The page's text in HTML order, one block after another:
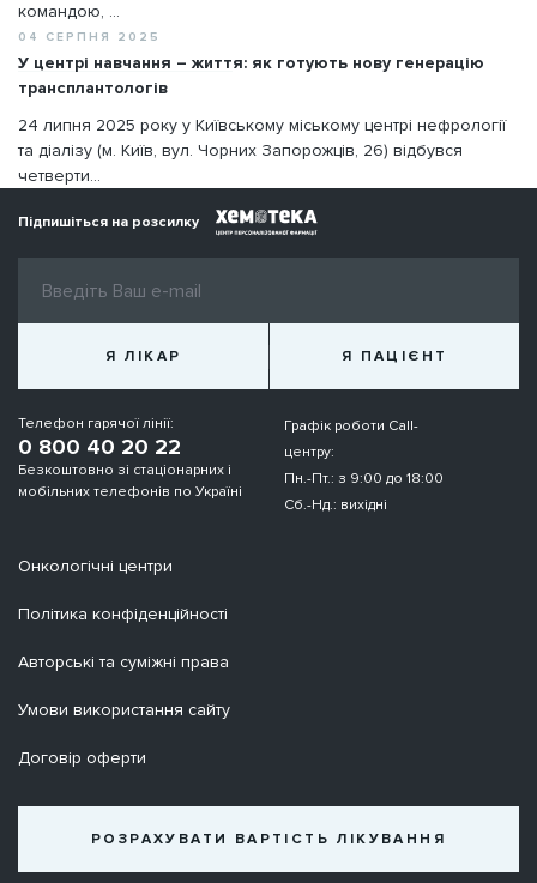
командою, ...
04 СЕРПНЯ 2025
У центрі навчання – життя: як готують нову генерацію
трансплантологів
24 липня 2025 року у Київському міському центрі нефрології
та діалізу (м. Київ, вул. Чорних Запорожців, 26) відбувся
четверти...
Підпишіться на розсилку
Я ЛІКАР Я ПАЦІЄНТ
Телефон гарячої лінії:
0 800 40 20 22
Безкоштовно зі стаціонарних і
мобільних телефонів по Україні
Графік роботи Call-
центру:
Пн.-Пт.: з 9:00 до 18:00
Сб.-Нд.: вихідні
Онкологічні центри
Політика конфіденційності
Авторські та суміжні права
Умови використання сайту
Договір оферти
РОЗРАХУВАТИ ВАРТІСТЬ ЛІКУВАННЯ